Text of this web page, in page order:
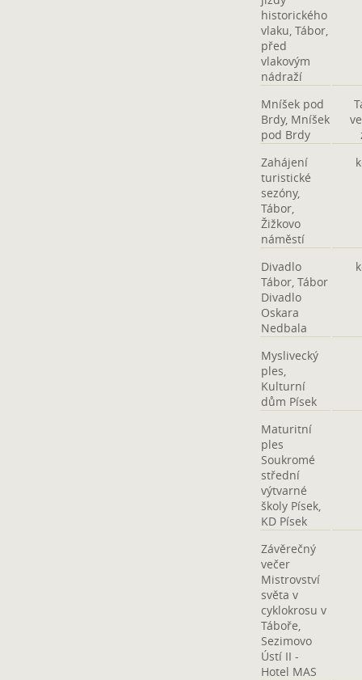
historického
vlaku, Tábor,
před
vlakovým
nádraží
Mníšek pod
Brdy, Mníšek
pod Brdy
Zahájení
turistické
sezóny,
Tábor,
Žižkovo
náměstí
Divadlo
Tábor, Tábor
Divadlo
Oskara
Nedbala
Myslivecký
ples,
Kulturní
dům Písek
Maturitní
ples
Soukromé
střední
výtvarné
školy Písek,
KD Písek
Závěrečný
večer
Mistrovství
světa v
cyklokrosu v
Táboře,
Sezimovo
Ústí II -
Hotel MAS